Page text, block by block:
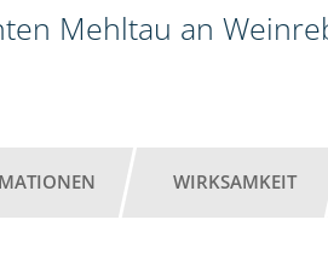
Mehltau an
WIRKSAMKEIT